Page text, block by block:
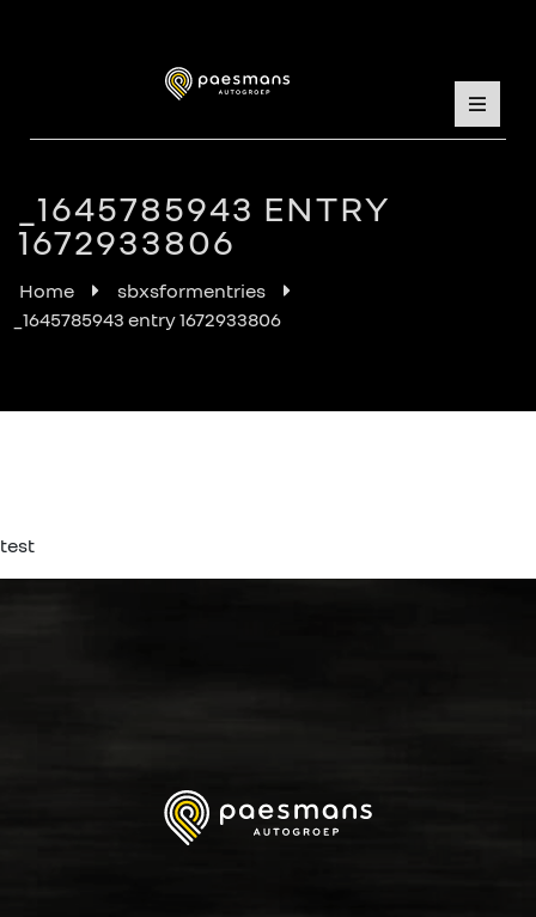
_1645785943 ENTRY
1672933806
Home
sbxsformentries
_1645785943 entry 1672933806
test